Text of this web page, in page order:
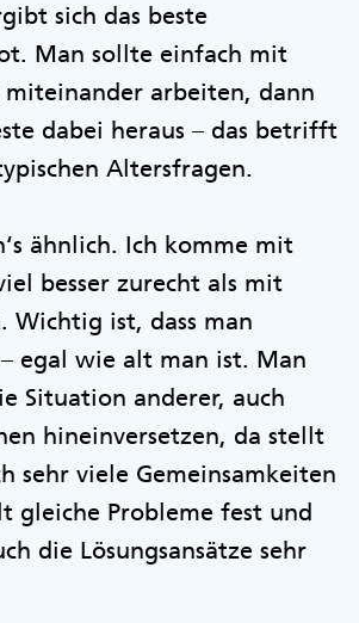
sich das beste
Man sollte einfach mit
arbeiten, dann
dabei heraus – das betrifft
Altersfragen.
ähnlich. Ich komme mit
besser zurecht als mit
Wichtig ist, dass man
egal wie alt man ist. Man
Situation anderer, auch
hineinversetzen, da stellt
sehr viele Gemeinsamkeiten
gleiche Probleme fest und
die Lösungsansätze sehr